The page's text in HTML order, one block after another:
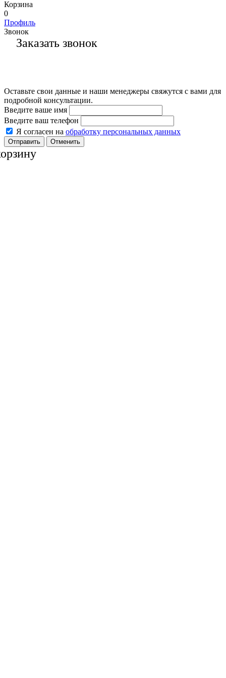
Корзина
0
Профиль
Звонок
Заказать звонок
Оставьте свои данные и наши менеджеры свяжутся с вами для
подробной консультации.
Введите ваше имя
Введите ваш телефон
Я согласен на обработку персональных данных
Отменить